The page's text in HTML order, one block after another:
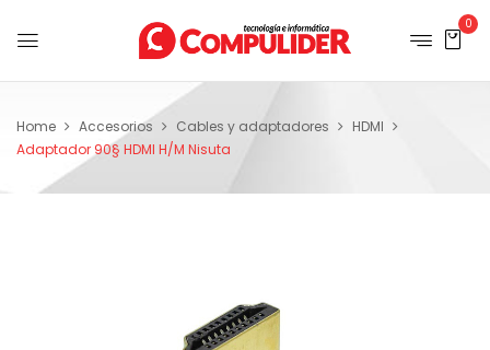
0
Home Accesorios Cables y adaptadores
HDMI
Adaptador 90§ HDMI H/M Nisuta